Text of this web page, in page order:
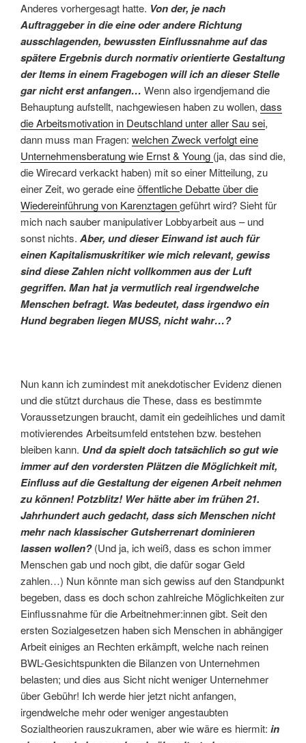
Anderes vorhergesagt hatte. Von der, je nach
Auftraggeber in die eine oder andere Richtung
ausschlagenden, bewussten Einflussnahme auf das
spätere Ergebnis durch normativ orientierte Gestaltung
der Items in einem Fragebogen will ich an dieser Stelle
gar nicht erst anfangen… Wenn also irgendjemand die
Behauptung aufstellt, nachgewiesen haben zu wollen, dass
die Arbeitsmotivation in Deutschland unter aller Sau sei,
dann muss man Fragen: welchen Zweck verfolgt eine
Unternehmensberatung wie Ernst & Young (ja, das sind die,
die Wirecard verkackt haben) mit so einer Mitteilung, zu
einer Zeit, wo gerade eineöffentliche Debatte über die
Wiedereinführung von Karenztagengeführt wird? Sieht für
mich nach sauber manipulativer Lobbyarbeit aus – und
sonst nichts. Aber, und dieser Einwand ist auch für
einen Kapitalismuskritiker wie mich relevant, gewiss
sind diese Zahlen nicht vollkommen aus der Luft
gegriffen. Man hat ja vermutlich real irgendwelche
Menschen befragt. Was bedeutet, dass irgendwo ein
Hund begraben liegen MUSS, nicht wahr…?
Nun kann ich zumindest mit anekdotischer Evidenz dienen
und die stützt durchaus die These, dass es bestimmte
Voraussetzungen braucht, damit ein gedeihliches und damit
motivierendes Arbeitsumfeld entstehen bzw. bestehen
bleiben kann. Und da spielt doch tatsächlich so gut wie
immer auf den vordersten Plätzen die Möglichkeit mit,
Einfluss auf die Gestaltung der eigenen Arbeit nehmen
zu können! Potzblitz! Wer hätte aber im frühen 21.
Jahrhundert auch gedacht, dass sich Menschen nicht
mehr nach klassischer Gutsherrenart dominieren
lassen wollen?(Und ja, ich weiß, dass es schon immer
Menschen gab und noch gibt, die dafür sogar Geld
zahlen…) Nun könnte man sich gewiss auf den Standpunkt
begeben, dass es doch schon zahlreiche Möglichkeiten zur
Einflussnahme für die Arbeitnehmer:innen gibt. Seit den
ersten Sozialgesetzen haben sich Menschen in abhängiger
Arbeit einiges an Rechten erkämpft, welche nach reinen
BWL-Gesichtspunkten die Bilanzen von Unternehmen
belasten; und dies aus Sicht nicht weniger Unternehmer
über Gebühr! Ich werde hier jetzt nicht anfangen,
irgendwelche mehr oder weniger angestaubten
Sozialtheorien rauszukramen, aber wie wäre es hiermit: in